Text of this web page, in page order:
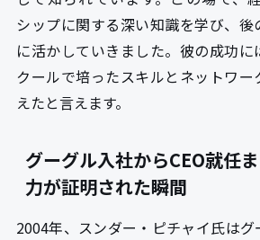
シップに関する深い知識を学び、
に活かしていきました。彼の成功
クールで培ったスキルとネットワ
えたと言えます。
グーグル入社からCEO就任
力が証明された瞬間
2004年、スンダー・ピチャイ氏は